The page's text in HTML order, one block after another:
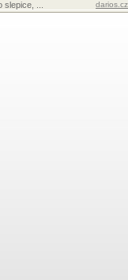
... darios.cz